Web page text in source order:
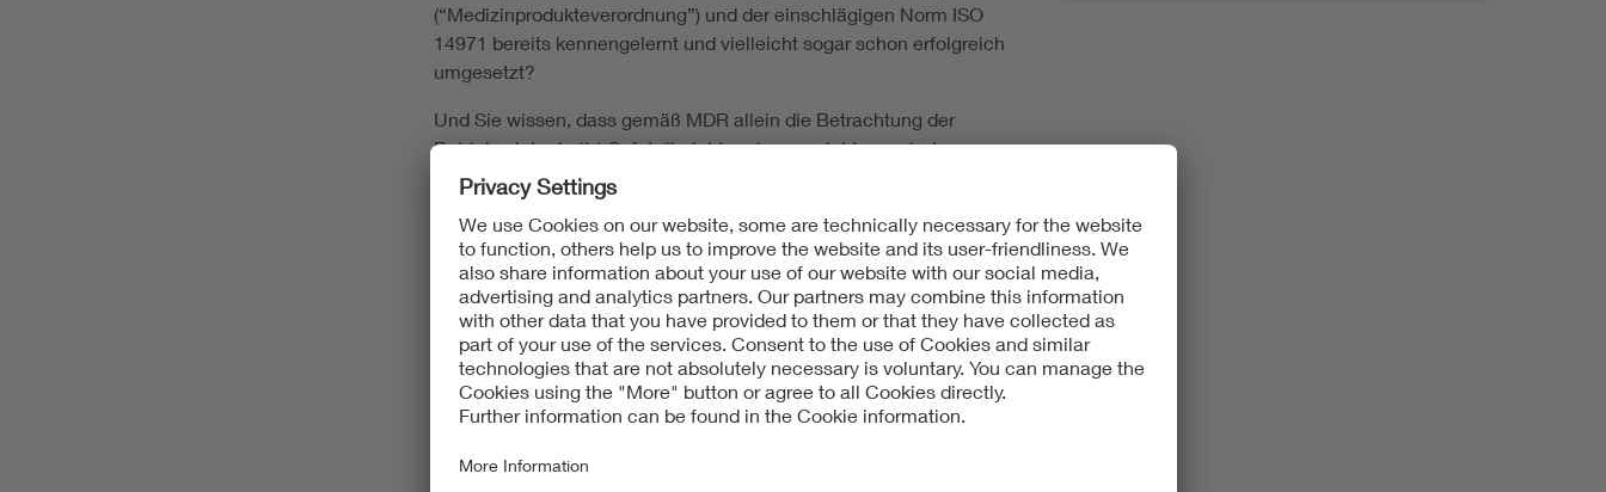
(“Medizinprodukteverordnung”) und der einschlägigen Norm ISO
14971 bereits kennengelernt und vielleicht sogar schon erfolgreich
umgesetzt?
Und Sie wissen, dass gemäß MDR allein die Betrachtung der
Betriebssicherheit („Safety“) nicht mehr ausreicht – auch der
Diebstahl bzw. die Offenlegung von Daten (wie Patienten- oder
Behandlungsdaten) ist ein Risiko, genauso wie der Ausfall von
Diagnostik oder Behandlung aufgrund von Cyber-Angriffen!
Sie möchten Schritt-für-Schritt erläutert bekommen, wie das
gesetzlich geforderte Cybersecurity-Risikomanagement in Ihr
bestehendes Risikomanagement integriert werden kann?
Dann ist dieses Training genau richtig für Sie!
“BO-Score” verwendet: